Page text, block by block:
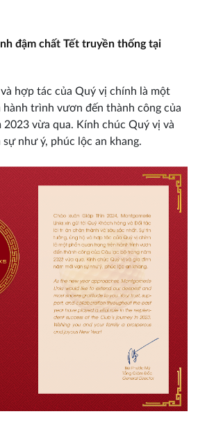
đậm chất Tết truyền thống tại
hợp tác của Quý vị chính là một
trình vươn đến thành công của
2023 vừa qua. Kính chúc Quý vị và
như ý, phúc lộc an khang.